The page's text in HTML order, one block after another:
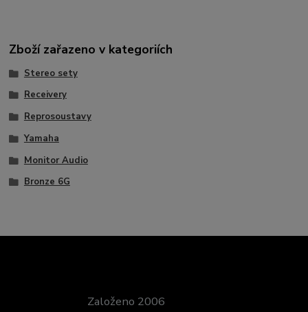
Zboží zařazeno v kategoriích
Stereo sety
Receivery
Reprosoustavy
Yamaha
Monitor Audio
Bronze 6G
Založeno 2006